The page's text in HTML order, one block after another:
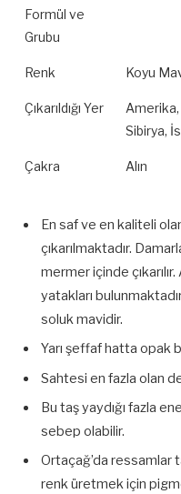
Formül ve
Grubu
Renk Koyu
Çıkarıldığı Yer
Amerika,
Sibirya,
Çakra Alın
En saf ve en kaliteli
çıkarılmaktadır.
mermer içinde
yatakları
soluk mavidir.
Yarı şeffaf hatta opak
Sahtesi en fazla olan
Bu taş yaydığı fazla
sebep olabilir.
Ortaçağ’da ressamlar
renk üretmek için